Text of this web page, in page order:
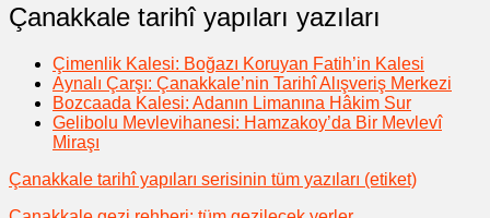
Çanakkale tarihî yapıları yazıları
Çimenlik Kalesi: Boğazı Koruyan Fatih’in Kalesi
Aynalı Çarşı: Çanakkale’nin Tarihî Alışveriş Merkezi
Bozcaada Kalesi: Adanın Limanına Hâkim Sur
Gelibolu Mevlevihanesi: Hamzakoy’da Bir Mevlevî
Miraşı
Çanakkale tarihî yapıları serisinin tüm yazıları (etiket)